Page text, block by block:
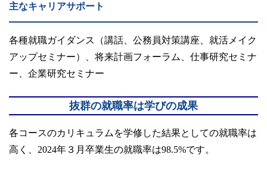
主なキャリアサポート
各種就職ガイダンス（講話、公務員対策講座、就活メイク
アップセミナー）、将来計画フォーラム、仕事研究セミナ
ー、企業研究セミナー
抜群の就職率は学びの成果
各コースのカリキュラムを学修した結果としての就職率は
高く、2024年３月卒業生の就職率は98.5%です。